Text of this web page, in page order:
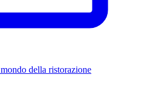
della ristorazione